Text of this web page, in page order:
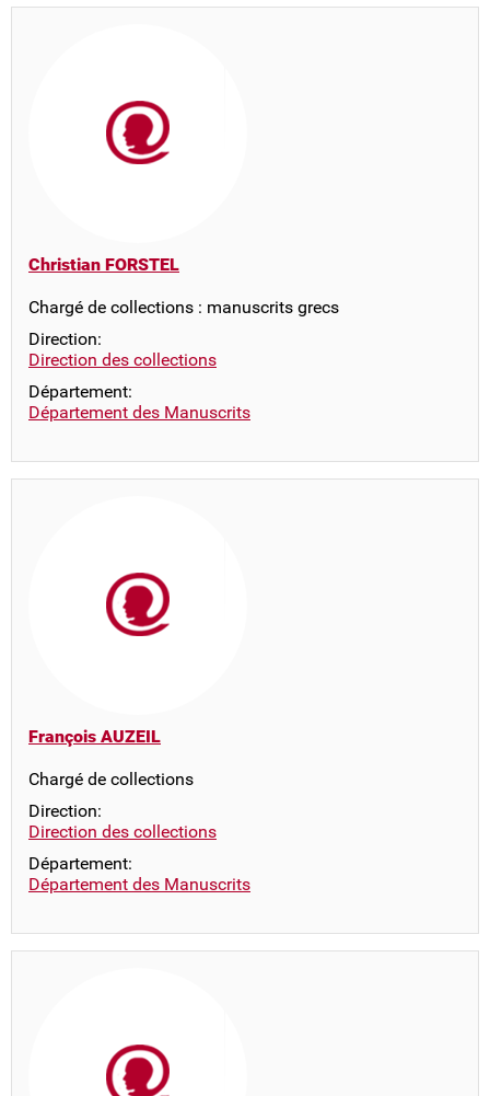
Christian FORSTEL
Chargé de collections : manuscrits grecs
Direction:
Direction des collections
Département:
Département des Manuscrits
François AUZEIL
Chargé de collections
Direction:
Direction des collections
Département:
Département des Manuscrits